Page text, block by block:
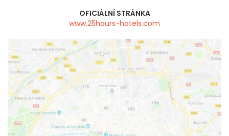
OFICIÁLNÍ STRÁNKA
www.25hours-hotels.com